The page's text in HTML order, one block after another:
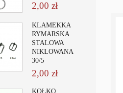
2,00 zł
KLAMEKKA
RYMARSKA
STALOWA
NIKLOWANA
30/5
2,00 zł
KÓŁKO